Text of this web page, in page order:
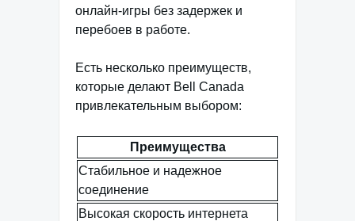
онлайн-игры без задержек и
перебоев в работе.
Есть несколько преимуществ,
которые делают Bell Canada
привлекательным выбором:
Преимущества
Стабильное и надежное
соединение
Высокая скорость интернета